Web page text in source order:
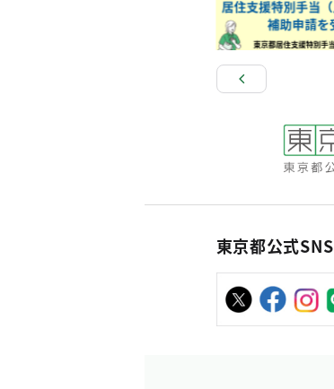
東京都公式SNS